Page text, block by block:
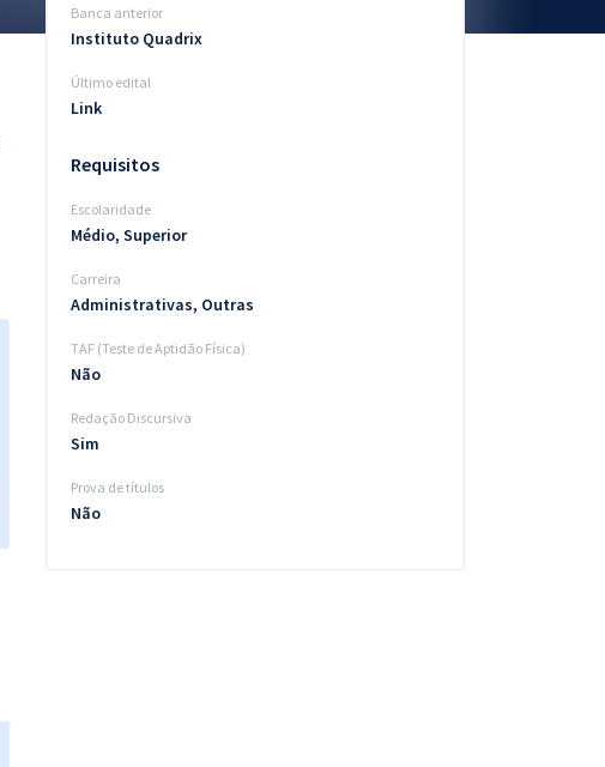
Banca anterior
Instituto Quadrix
Último edital
Link
Requisitos
Escolaridade
Médio, Superior
Carreira
Administrativas, Outras
TAF (Teste de Aptidão Física)
Não
Redação Discursiva
Sim
Prova de títulos
Não